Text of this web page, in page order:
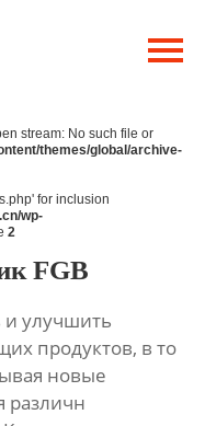
stream: No such file or
themes/global/archive-
for inclusion
wp-
2
FGB
и улучшить
продуктов, в то
новые
различн